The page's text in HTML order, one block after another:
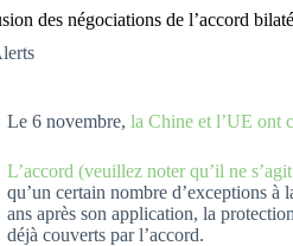
des négociations de l’accord
Le 6 novembre, la Chine et l’UE ont
L’accord (veuillez noter qu’il ne
qu’un certain nombre d’exceptions
ans après son application, la
déjà couverts par l’accord.